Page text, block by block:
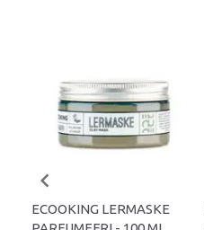
ECOOKING LERMASKE